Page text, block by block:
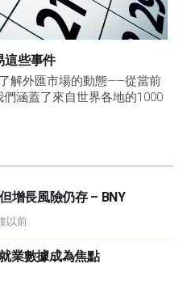
這些事件
解外匯市場的動態——從當前
涵蓋了來自世界各地的1000
增長風險仍存 – BNY
以前
業數據成為焦點